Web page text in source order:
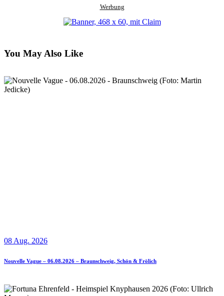
Werbung
You May Also Like
08 Aug. 2026
Nouvelle Vague – 06.08.2026 – Braunschweig, Schön & Frölich